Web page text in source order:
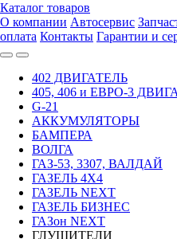
Каталог товаров
О компании Автосервис
оплата Контакты Гарантии и
402 ДВИГАТЕЛЬ
405, 406 и ЕВРО-3
G-21
АККУМУЛЯТОРЫ
БАМПЕРА
ВОЛГА
ГАЗ-53, 3307, ВАЛДАЙ
ГАЗЕЛЬ 4Х4
ГАЗЕЛЬ NEXT
ГАЗЕЛЬ БИЗНЕС
ГАЗон NEXT
ГЛУШИТЕЛИ